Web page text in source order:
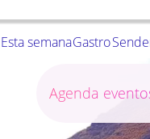
Esta semanaGastro
Agenda